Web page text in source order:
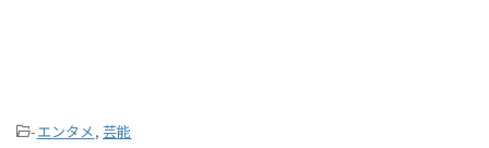
-エンタメ,芸能